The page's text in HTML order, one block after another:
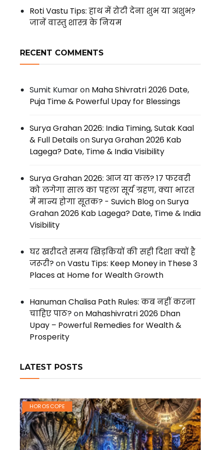
Roti Vastu Tips: हाथ में रोटी देना शुभ या अशुभ?
जानें वास्तु शास्त्र के नियम
RECENT COMMENTS
Sumit Kumaron Maha Shivratri 2026 Date,
Puja Time & Powerful Upay for Blessings
Surya Grahan 2026: India Timing, Sutak Kaal
& Full DetailsonSurya Grahan 2026 Kab
Lagega? Date, Time & India Visibility
Surya Grahan 2026: आज या कल? 17 फरवरी
को लगेगा साल का पहला सूर्य ग्रहण, क्या भारत
में मान्य होगा सूतक? - Suvich BlogonSurya
Grahan 2026 Kab Lagega? Date, Time & India
Visibility
घर खरीदते समय खिड़कियों की सही दिशा क्यों है
जरूरी?onVastu Tips: Keep Money in These 3
Places at Home for Wealth Growth
Hanuman Chalisa Path Rules: कब नहीं करना
चाहिए पाठ?on Mahashivratri 2026 Dhan
Upay – Powerful Remedies for Wealth &
Prosperity
LATEST POSTS
HOROSCOPE